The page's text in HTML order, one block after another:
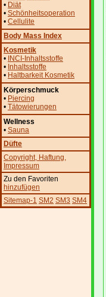
• Diät
• Schönheitsoperation
• Cellulite
Body Mass Index
Kosmetik
• INCI-Inhaltsstoffe
• Inhaltsstoffe
• Haltbarkeit Kosmetik
Körperschmuck
• Piercing
• Tätowierungen
Wellness
• Sauna
Düfte
Copyright, Haftung,
Impressum
Zu den Favoriten
hinzufügen
Sitemap-1 SM2 SM3 SM4